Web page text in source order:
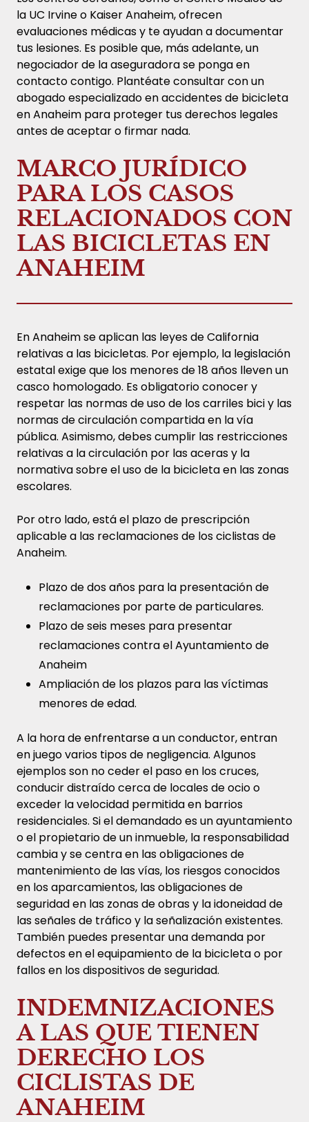
la UC Irvine o Kaiser Anaheim, ofrecen
evaluaciones médicas y te ayudan a documentar
tus lesiones. Es posible que, más adelante, un
negociador de la aseguradora se ponga en
contacto contigo. Plantéate consultar con un
abogado especializado en accidentes de bicicleta
en Anaheim para proteger tus derechos legales
antes de aceptar o firmar nada.
MARCO JURÍDICO
PARA LOS CASOS
RELACIONADOS CON
LAS BICICLETAS EN
ANAHEIM
En Anaheim se aplican las leyes de California
relativas a las bicicletas. Por ejemplo, la legislación
estatal exige que los menores de 18 años lleven un
casco homologado. Es obligatorio conocer y
respetar las normas de uso de los carriles bici y las
normas de circulación compartida en la vía
pública. Asimismo, debes cumplir las restricciones
relativas a la circulación por las aceras y la
normativa sobre el uso de la bicicleta en las zonas
escolares.
Por otro lado, está el plazo de prescripción
aplicable a las reclamaciones de los ciclistas de
Anaheim.
Plazo de dos años para la presentación de
reclamaciones por parte de particulares.
Plazo de seis meses para presentar
reclamaciones contra el Ayuntamiento de
Anaheim
Ampliación de los plazos para las víctimas
menores de edad.
A la hora de enfrentarse a un conductor, entran
en juego varios tipos de negligencia. Algunos
ejemplos son no ceder el paso en los cruces,
conducir distraído cerca de locales de ocio o
exceder la velocidad permitida en barrios
residenciales. Si el demandado es un ayuntamiento
o el propietario de un inmueble, la responsabilidad
cambia y se centra en las obligaciones de
mantenimiento de las vías, los riesgos conocidos
en los aparcamientos, las obligaciones de
seguridad en las zonas de obras y la idoneidad de
las señales de tráfico y la señalización existentes.
También puedes presentar una demanda por
defectos en el equipamiento de la bicicleta o por
fallos en los dispositivos de seguridad.
INDEMNIZACIONES
A LAS QUE TIENEN
DERECHO LOS
CICLISTAS DE
ANAHEIM